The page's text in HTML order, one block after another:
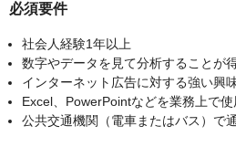
必須要件
社会人経験1年以上
数字やデータを見て分析することが
インターネット広告に対する強い興
Excel、PowerPointなどを業務上で
公共交通機関（電車またはバス）で